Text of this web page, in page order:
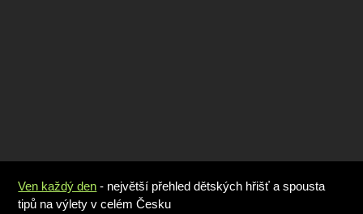
Ven každý den - největší přehled dětských hřišť a spousta
tipů na výlety v celém Česku